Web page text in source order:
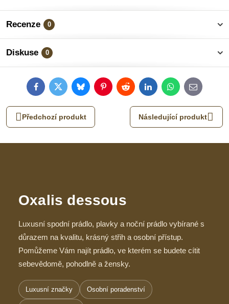
Recenze 0
Diskuse 0
FacebookTwitterBlueskyPinterestRedditLinkedInWhatsApp
E-
mail
Předchozí produkt Následující produkt
Oxalis dessous
Luxusní spodní prádlo, plavky a noční prádlo vybírané s
důrazem na kvalitu, krásný střih a osobní přístup.
Pomůžeme Vám najít prádlo, ve kterém se budete cítit
sebevědomě, pohodlně a žensky.
Luxusní značky Osobní poradenství